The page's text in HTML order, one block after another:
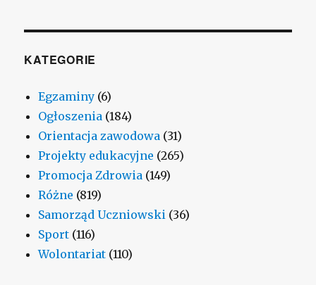
KATEGORIE
Egzaminy (6)
Ogłoszenia (184)
Orientacja zawodowa (31)
Projekty edukacyjne (265)
Promocja Zdrowia (149)
Różne (819)
Samorząd Uczniowski (36)
Sport (116)
Wolontariat (110)